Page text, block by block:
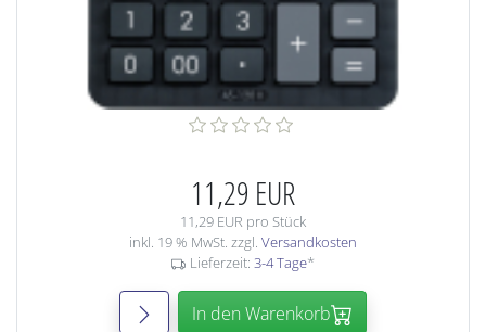
11,29 EUR
11,29 EUR pro Stück
inkl. 19 % MwSt. zzgl. Versandkosten
Lieferzeit: 3-4 Tage*
In den Warenkorb